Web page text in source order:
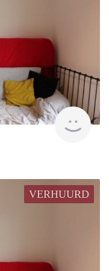
rent
VERHUURD